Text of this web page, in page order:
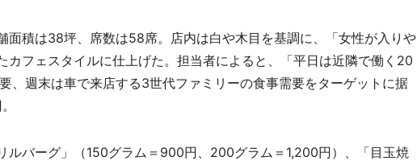
積は38坪、席数は58席。店内は白や木目を基調に、「女性が入りや
カフェスタイルに仕上げた。担当者によると、「平日は近隣で働く20
、週末は車で来店する3世代ファミリーの食事需要をターゲットに据
バーグ」（150グラム＝900円、200グラム＝1,200円）、「目玉焼